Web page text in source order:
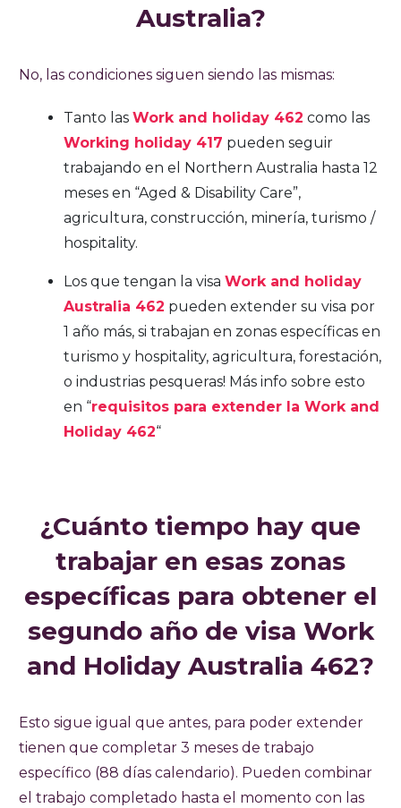
Australia?
No, las condiciones siguen siendo las mismas:
Tanto las Work and holiday 462 como las
Working holiday 417 pueden seguir
trabajando en el Northern Australia hasta 12
meses en “Aged & Disability Care”,
agricultura, construcción, minería, turismo /
hospitality.
Los que tengan la visa Work and holiday
Australia 462 pueden extender su visa por
1 año más, si trabajan en zonas específicas en
turismo y hospitality, agricultura, forestación,
o industrias pesqueras! Más info sobre esto
en “requisitos para extender la Work and
Holiday 462“
¿Cuánto tiempo hay que
trabajar en esas zonas
específicas para obtener el
segundo año de visa Work
and Holiday Australia 462?
Esto sigue igual que antes, para poder extender
tienen que completar 3 meses de trabajo
específico (88 días calendario). Pueden combinar
el trabajo completado hasta el momento con las